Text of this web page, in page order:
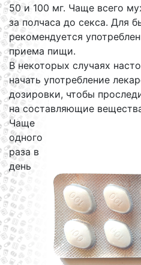
50 и 100 мг. Чаще всего
за полчаса до секса. Для
рекомендуется
приема пищи.
В некоторых случаях
начать употребление
дозировки, чтобы
на составляющие
Чаще
одного
раза в
день